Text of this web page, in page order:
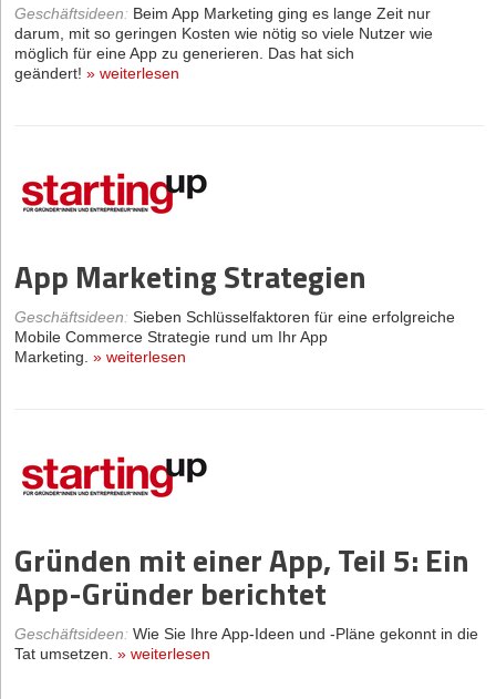
Geschäftsideen: Beim App Marketing ging es lange Zeit nur
darum, mit so geringen Kosten wie nötig so viele Nutzer wie
möglich für eine App zu generieren. Das hat sich
geändert! » weiterlesen
App Marketing Strategien
Geschäftsideen: Sieben Schlüsselfaktoren für eine erfolgreiche
Mobile Commerce Strategie rund um Ihr App
Marketing. » weiterlesen
Gründen mit einer App, Teil 5: Ein
App-Gründer berichtet
Geschäftsideen: Wie Sie Ihre App-Ideen und -Pläne gekonnt in die
Tat umsetzen. » weiterlesen